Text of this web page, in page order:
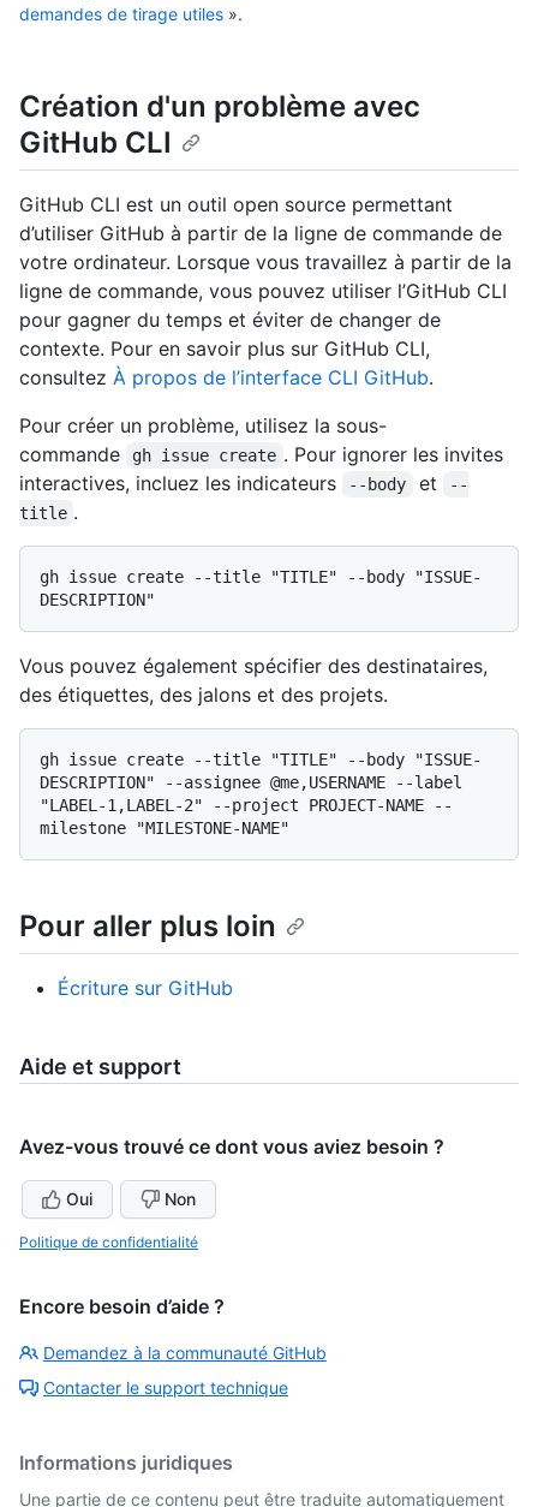
demandes de tirage utiles ».
Création d'un problème avec
GitHub CLI
GitHub CLI est un outil open source permettant
d’utiliser GitHub à partir de la ligne de commande de
votre ordinateur. Lorsque vous travaillez à partir de la
ligne de commande, vous pouvez utiliser l’GitHub CLI
pour gagner du temps et éviter de changer de
contexte. Pour en savoir plus sur GitHub CLI,
consultez À propos de l’interface CLI GitHub.
Pour créer un problème, utilisez la sous-
commande
gh issue create . Pour ignorer les invites
interactives, incluez les indicateurs
--body et
--
title .
gh issue create --title "TITLE" --body "ISSUE-
Vous pouvez également spécifier des destinataires,
des étiquettes, des jalons et des projets.
gh issue create --title "TITLE" --body "ISSUE-
DESCRIPTION" --assignee @me,USERNAME --label
"LABEL-1,LABEL-2" --project PROJECT-NAME --
Pour aller plus loin
Écriture sur GitHub
Aide et support
Avez-vous trouvé ce dont vous aviez besoin ?
Oui Non
Politique de confidentialité
Encore besoin d’aide ?
Demandez à la communauté GitHub
Contacter le support technique
Informations juridiques
Une partie de ce contenu peut être traduite automatiquement